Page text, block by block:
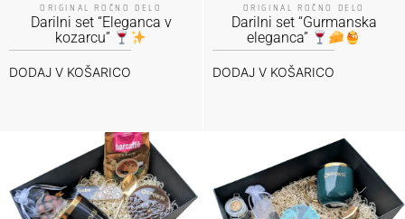
ORIGINAL ROČNO DELO
Darilni set “Eleganca v
kozarcu”
DODAJ V KOŠARICO
ORIGINAL ROČNO DELO
Darilni set “Gurmanska
eleganca”
DODAJ V KOŠARICO